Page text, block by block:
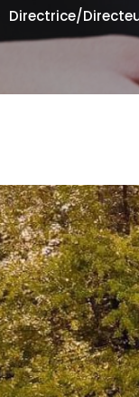
Directrice/